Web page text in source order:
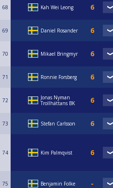
68 Kah Wei Leong
69 Daniel Rosander
70 Mikael Bringmyr
71 Ronnie Forsberg
72
Jonas Nyman
Trollhättans BK
73 Stefan Carlsson
74 Kim Palmqvist
75 Benjamin Folke